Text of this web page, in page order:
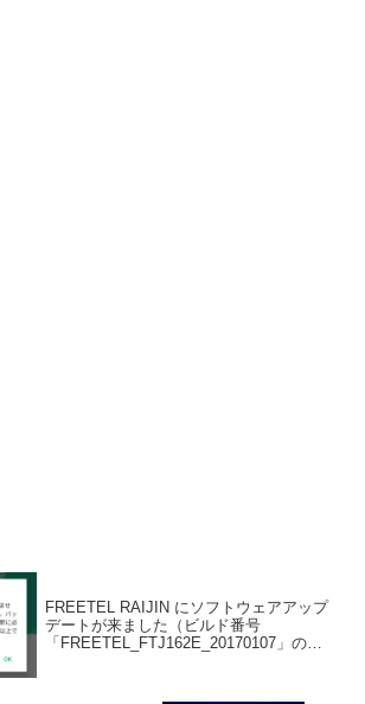
FREETEL RAIJIN にソフトウェアアップ
デートが来ました（ビルド番号
「FREETEL_FTJ162E_20170107」の